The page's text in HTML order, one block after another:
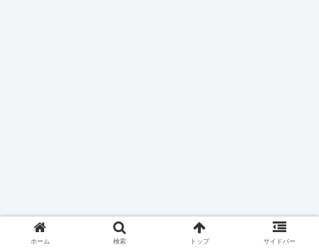
ホーム 検索 トップ サイドバー